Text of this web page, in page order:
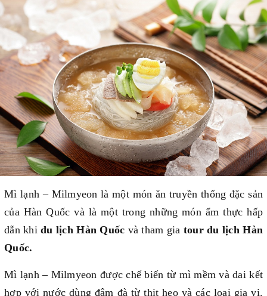
Mì lạnh – Milmyeon là một món ăn truyền thống đặc sản
của Hàn Quốc và là một trong những món ẩm thực hấp
dẫn khidu lịch Hàn Quốc và tham gia tour du lịch Hàn
Quốc.
Mì lạnh – Milmyeon được chế biến từ mì mềm và dai kết
hợp với nước dùng đậm đà từ thịt heo và các loại gia vị.